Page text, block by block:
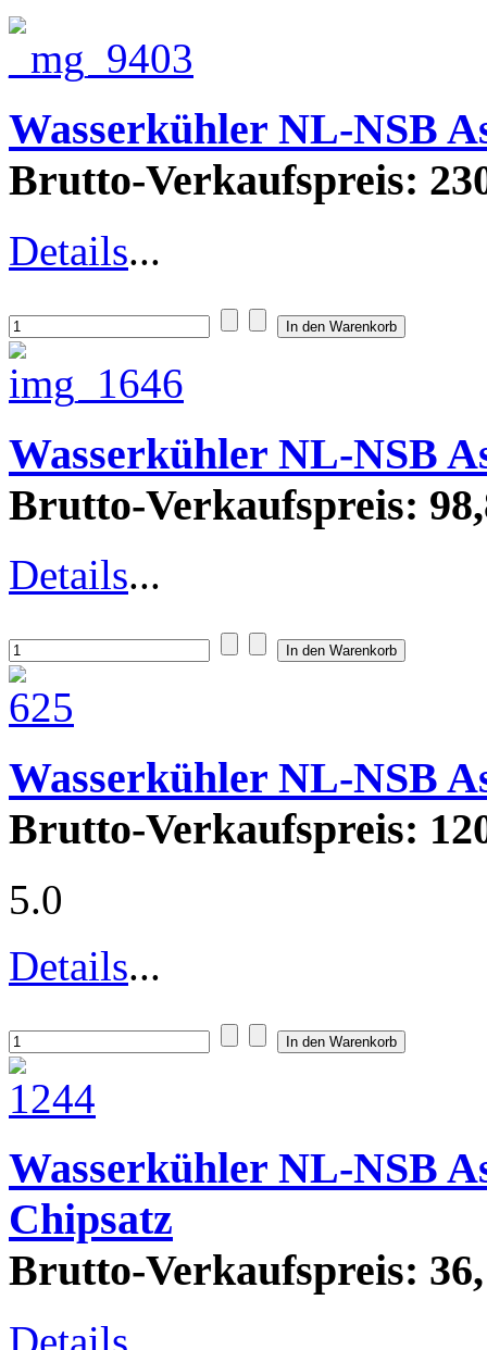
Wasserkühler NL-NSB
Brutto-Verkaufspreis:
Details...
Wasserkühler NL-NSB
Brutto-Verkaufspreis:
Details...
Wasserkühler NL-NSB
Brutto-Verkaufspreis:
5.0
Details...
Wasserkühler NL-NSB
Chipsatz
Brutto-Verkaufspreis: